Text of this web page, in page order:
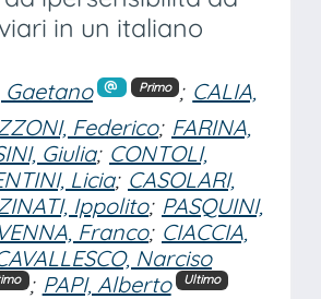
in un italiano
Gaetano Primo ; CALIA,
Federico; FARINA,
Giulia; CONTOLI,
Licia; CASOLARI,
Ippolito; PASQUINI,
Franco; CIACCIA,
Narciso
; PAPI, Alberto Ultimo